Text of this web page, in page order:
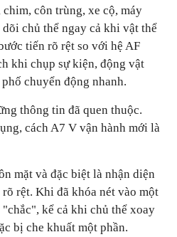
côn trùng, xe cộ, máy
chủ thể ngay cả khi vật thể
tiến rõ rệt so với hệ AF
khi chụp sự kiện, động vật
chuyển động nhanh.
thông tin đã quen thuộc.
cách A7 V vận hành mới là
mặt và đặc biệt là nhận diện
rệt. Khi đã khóa nét vào một
kể cả khi chủ thể xoay
bị che khuất một phần.